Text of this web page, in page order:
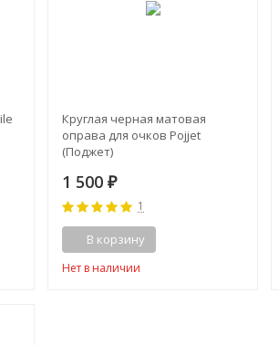
Круглая черная матовая
оправа для очков Pojjet
(Поджет)
1 500 ₽
1
В корзину
Нет в наличии